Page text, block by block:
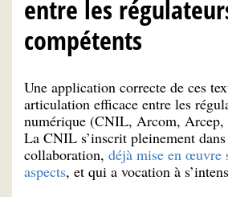
entre les
compétents
Une application correcte de ces
articulation efficace entre les
numérique (CNIL, Arcom, Arcep,
La CNIL s’inscrit pleinement
collaboration, déjà mise en œuvre
aspects, et qui a vocation à